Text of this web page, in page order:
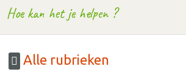
Hoe kan het je helpen ?
Alle rubrieken